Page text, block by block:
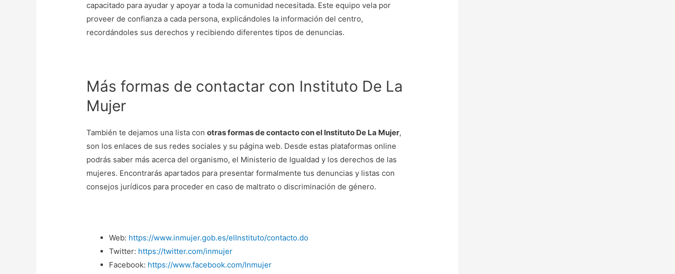
capacitado para ayudar y apoyar a toda la comunidad necesitada. Este equipo vela por
proveer de confianza a cada persona, explicándoles la información del centro,
recordándoles sus derechos y recibiendo diferentes tipos de denuncias.
Más formas de contactar con Instituto De La
Mujer
También te dejamos una lista conotras formas de contacto con el Instituto De La Mujer,
son los enlaces de sus redes sociales y su página web. Desde estas plataformas online
podrás saber más acerca del organismo, el Ministerio de Igualdad y los derechos de las
mujeres. Encontrarás apartados para presentar formalmente tus denuncias y listas con
consejos jurídicos para proceder en caso de maltrato o discriminación de género.
Web: https://www.inmujer.gob.es/elInstituto/contacto.do
Twitter: https://twitter.com/inmujer
Facebook: https://www.facebook.com/Inmujer